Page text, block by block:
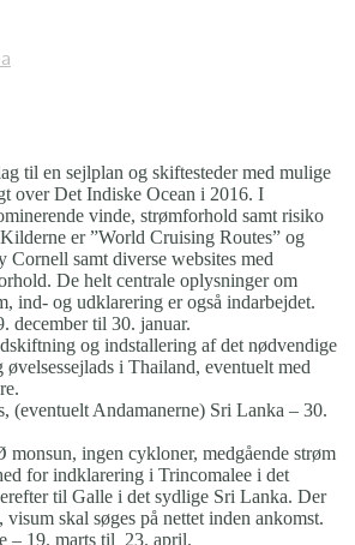
til en sejlplan og skiftesteder med mulige
over Det Indiske Ocean i 2016. I
vinde, strømforhold samt risiko
er ”World Cruising Routes” og
Cornell samt diverse websites med
De helt centrale oplysninger om
ind- og udklarering er også indarbejdet.
december til 30. januar.
og indstallering af det nødvendige
i Thailand, eventuelt med
(eventuelt Andamanerne) Sri Lanka – 30.
ingen cykloner, medgående strøm
for indklarering i Trincomalee i det
til Galle i det sydlige Sri Lanka. Der
skal søges på nettet inden ankomst.
– 19. marts til 23. april.